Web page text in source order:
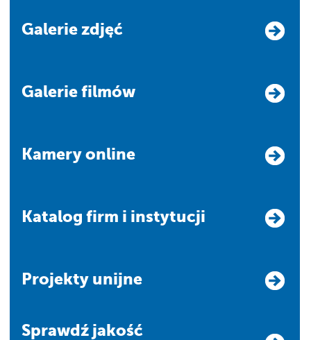
Galerie zdjęć
Galerie filmów
Kamery online
Katalog firm i instytucji
Projekty unijne
Sprawdź jakość